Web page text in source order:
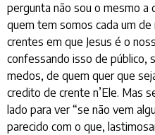
pergunta não sou o mesmo a
quem tem somos cada um
crentes em que Jesus é o
confessando isso de público,
medos, de quem quer que
credito de crente n’Ele. Mas
lado para ver “se não vem
parecido com o que,